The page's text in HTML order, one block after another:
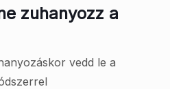
zuhanyozz a
vedd le a